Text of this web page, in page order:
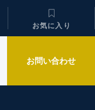
お気に入り
お問い合わせ